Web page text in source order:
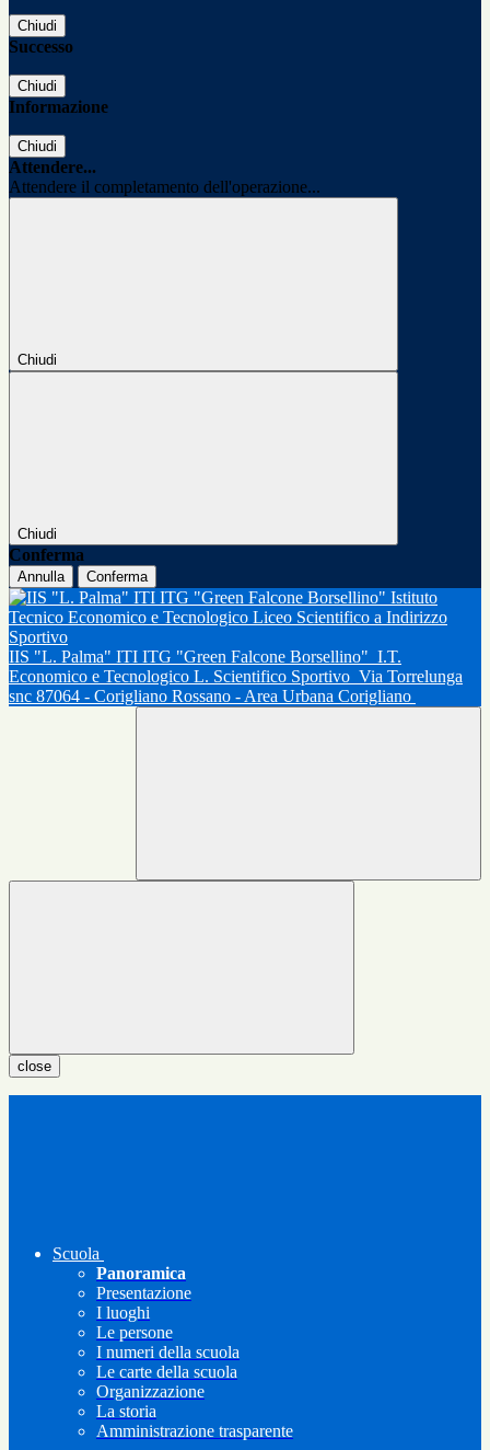
Chiudi
Successo
Chiudi
Informazione
Chiudi
Attendere...
Attendere il completamento dell'operazione...
Chiudi
Chiudi
Conferma
Annulla Conferma
IIS "L. Palma" ITI ITG "Green Falcone Borsellino" I.T.
Economico e Tecnologico L. Scientifico Sportivo Via Torrelunga
snc 87064 - Corigliano Rossano - Area Urbana Corigliano
close
Scuola
Panoramica
Presentazione
I luoghi
Le persone
I numeri della scuola
Le carte della scuola
Organizzazione
La storia
Amministrazione trasparente